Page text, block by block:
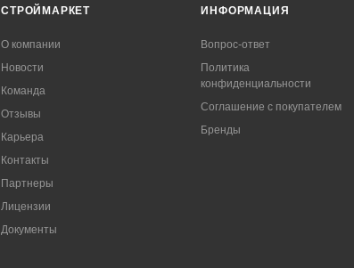
СТРОЙМАРКЕТ
О компании
Новости
Команда
Отзывы
Карьера
Контакты
Партнеры
Лицензии
Документы
ИНФОРМАЦИЯ
Вопрос-ответ
Политика
конфиденциальности
Соглашение с покупателем
Бренды